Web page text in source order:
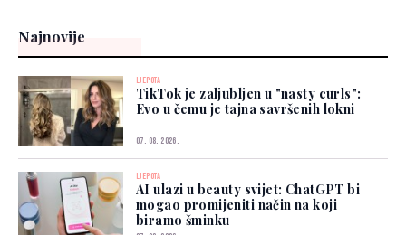
Najnovije
LJEPOTA
TikTok je zaljubljen u "nasty curls":
Evo u čemu je tajna savršenih lokni
07. 08. 2026.
LJEPOTA
AI ulazi u beauty svijet: ChatGPT bi
mogao promijeniti način na koji
biramo šminku